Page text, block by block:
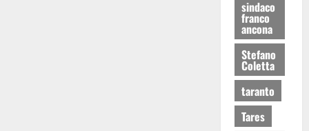
sindaco
franco
ancona
Stefano
Coletta
taranto
Tares